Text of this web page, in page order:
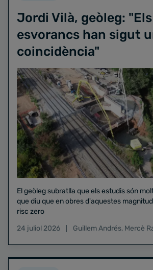
Jordi Vilà, geòleg: "Els
esvorancs han sigut
coincidència"
El geòleg subratlla que els estudis són
que diu que en obres d'aquestes
risc zero
24 juliol 2026
Guillem Andrés, Mercè